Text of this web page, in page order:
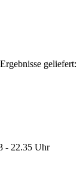
geliefert:
- 22.35 Uhr